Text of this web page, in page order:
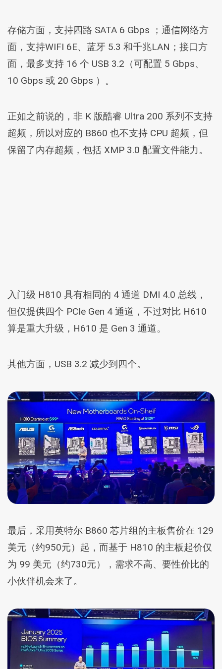
存储方面，支持四路 SATA 6 Gbps ；通信网络方
面，支持WIFI 6E、蓝牙 5.3 和千兆LAN；接口方
面，最多支持 16 个 USB 3.2（可配置 5 Gbps、
10 Gbps 或 20 Gbps ）。
正如之前说的，非 K 版酷睿 Ultra 200 系列不支持
超频，所以对应的 B860 也不支持 CPU 超频，但
保留了内存超频，包括 XMP 3.0 配置文件能力。
入门级 H810 具有相同的 4 通道 DMI 4.0 总线，
但仅提供四个 PCIe Gen 4 通道，不过对比 H610
算是重大升级，H610 是 Gen 3 通道。
其他方面，USB 3.2 减少到四个。
最后，采用英特尔 B860 芯片组的主板售价在 129
美元（约950元）起，而基于 H810 的主板起价仅
为 99 美元（约730元），需求不高、要性价比的
小伙伴机会来了。